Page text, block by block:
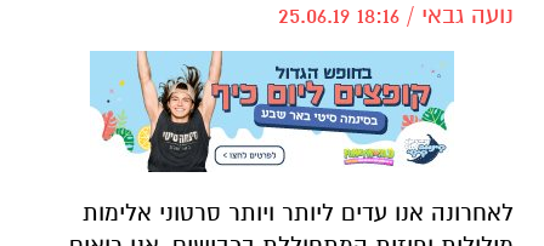
נועה גבאי / 18:16 25.06.19
לאחרונה אנו עדים ליותר ויותר סרטוני אלימות